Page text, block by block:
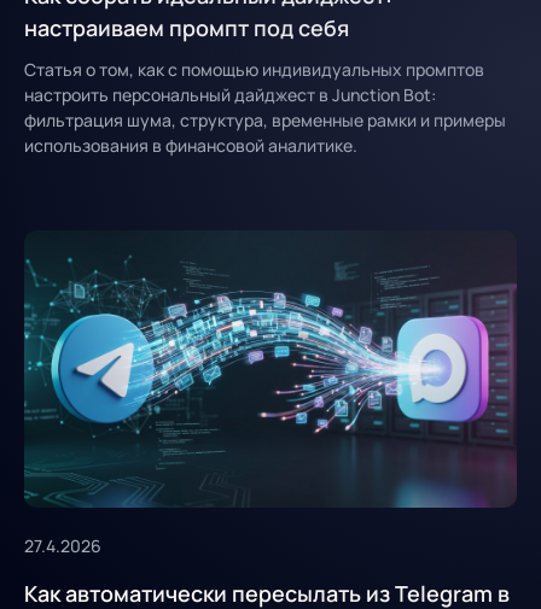
настраиваем промпт под себя
Статья о том, как с помощью индивидуальных промптов
настроить персональный дайджест в Junction Bot:
фильтрация шума, структура, временные рамки и примеры
использования в финансовой аналитике.
27.4.2026
Как автоматически пересылать из Telegram в